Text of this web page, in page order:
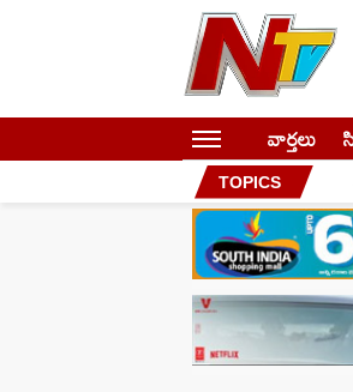
వార్తలు
TOPICS